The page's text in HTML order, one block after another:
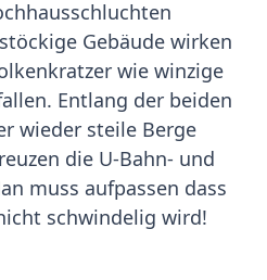
Gebäude wirken
wie winzige
Entlang der beiden
wieder steile Berge
die U-Bahn- und
muss aufpassen dass
schwindelig wird!